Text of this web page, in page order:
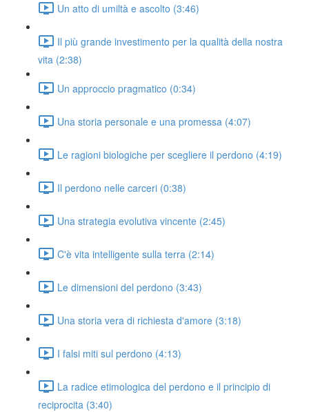
Un atto di umiltà e ascolto (3:46)
Il più grande investimento per la qualità della nostra
vita (2:38)
Un approccio pragmatico (0:34)
Una storia personale e una promessa (4:07)
Le ragioni biologiche per scegliere il perdono (4:19)
Il perdono nelle carceri (0:38)
Una strategia evolutiva vincente (2:45)
C'è vita intelligente sulla terra (2:14)
Le dimensioni del perdono (3:43)
Una storia vera di richiesta d'amore (3:18)
I falsi miti sul perdono (4:13)
La radice etimologica del perdono e il principio di
reciprocita (3:40)